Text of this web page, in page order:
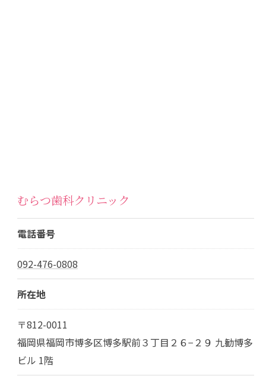
むらつ歯科クリニック
電話番号
092-476-0808
所在地
〒812-0011
福岡県福岡市博多区博多駅前３丁目２６−２９ 九勧博多
ビル 1階